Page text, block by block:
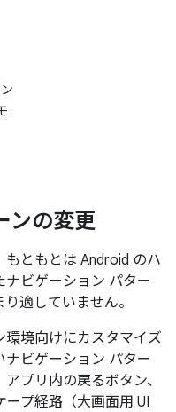
ンの変更
ともとは Android のハ
ビゲーション パター
適していません。
境向けにカスタマイズ
ビゲーション パター
プリ内の戻るボタン、
プ経路（大画面用 UI